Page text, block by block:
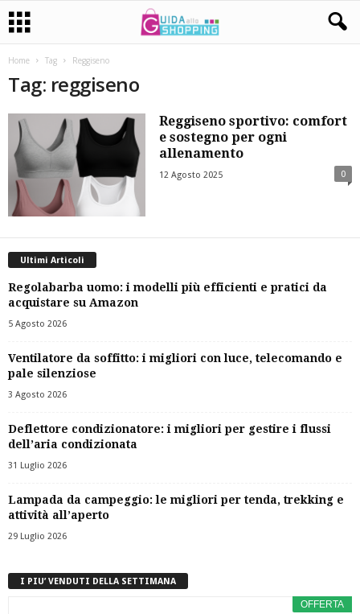
Home Tag Reggiseno
Tag: reggiseno
Reggiseno sportivo: comfort
e sostegno per ogni
allenamento
12 Agosto 2025 0
Ultimi Articoli
Regolabarba uomo: i modelli più efficienti e pratici da
acquistare su Amazon
5 Agosto 2026
Ventilatore da soffitto: i migliori con luce, telecomando e
pale silenziose
3 Agosto 2026
Deflettore condizionatore: i migliori per gestire i flussi
dell’aria condizionata
31 Luglio 2026
Lampada da campeggio: le migliori per tenda, trekking e
attività all’aperto
29 Luglio 2026
I PIU’ VENDUTI DELLA SETTIMANA
OFFERTA